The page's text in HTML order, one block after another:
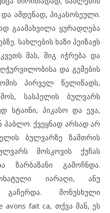
ამდენად, პიკასოსეული.
გაამახვილა ყურადღება
სახლების ხაზი პეიზაჟს
მას, შიგ იჭრება და
და გემების
პირველ წელიწადს,
სასპელის ბულვარს
სტაინი, პიკასო და ევა,
პაბლო. ქვეყნად არსად არ
ბულვარზე ზამთრის
მოსკოვის ქუჩას
ზარბაზანი გამოჩნდა.
იარაღი, ანუ
მონუსხული
avons fait ca, თქვა მან, ეს